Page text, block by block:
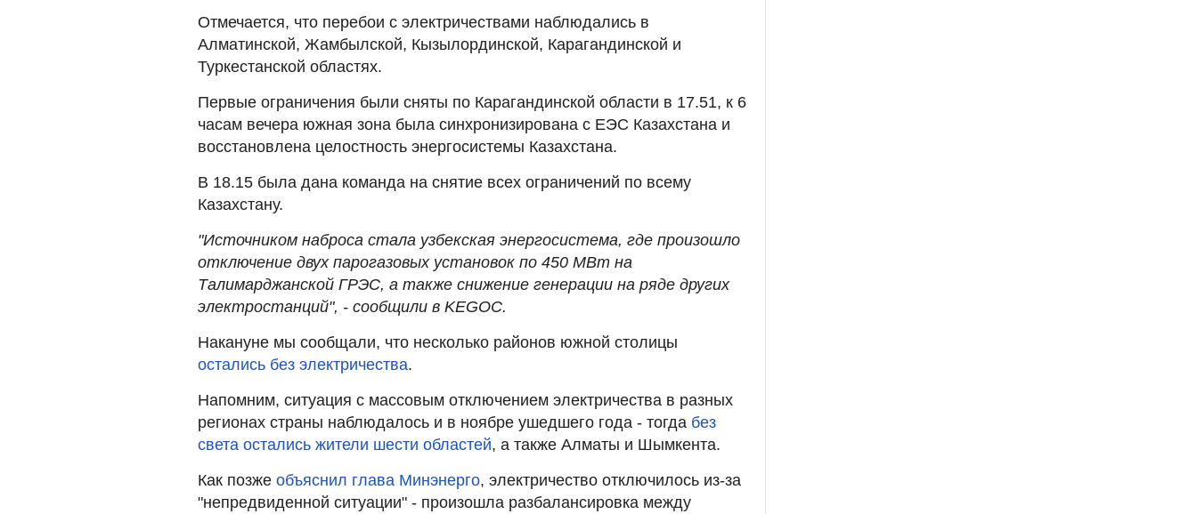
Отмечается, что перебои с электричествами наблюдались в
Алматинской, Жамбылской, Кызылординской, Карагандинской и
Туркестанской областях.
Первые ограничения были сняты по Карагандинской области в 17.51, к 6
часам вечера южная зона была синхронизирована с ЕЭС Казахстана и
восстановлена целостность энергосистемы Казахстана.
В 18.15 была дана команда на снятие всех ограничений по всему
Казахстану.
"Источником наброса стала узбекская энергосистема, где произошло
отключение двух парогазовых установок по 450 МВт на
Талимарджанской ГРЭС, а также снижение генерации на ряде других
электростанций", - сообщили в KEGOC.
Накануне мы сообщали, что несколько районов южной столицы
остались без электричества.
Напомним, ситуация с массовым отключением электричества в разных
регионах страны наблюдалось и в ноябре ушедшего года - тогда без
света остались жители шести областей, а также Алматы и Шымкента.
Как позже объяснил глава Минэнерго, электричество отключилось из-за
"непредвиденной ситуации" - произошла разбалансировка между